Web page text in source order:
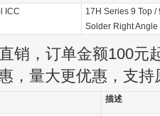
ICC
17H Series 9 Top
Solder Right Angle
销，订单金额100元
，量大更优惠，支持
描述